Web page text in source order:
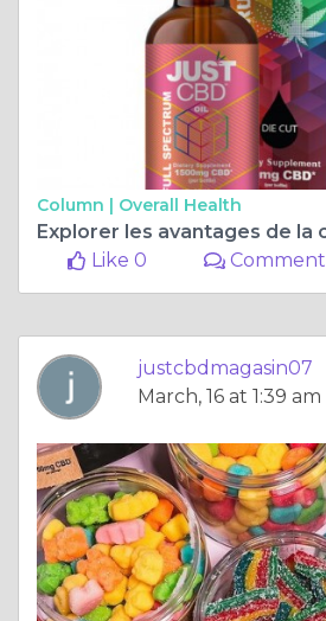
Column | Overall Health
Like 0
Comment
justcbdmagasin07
March, 16 at 1:39 am